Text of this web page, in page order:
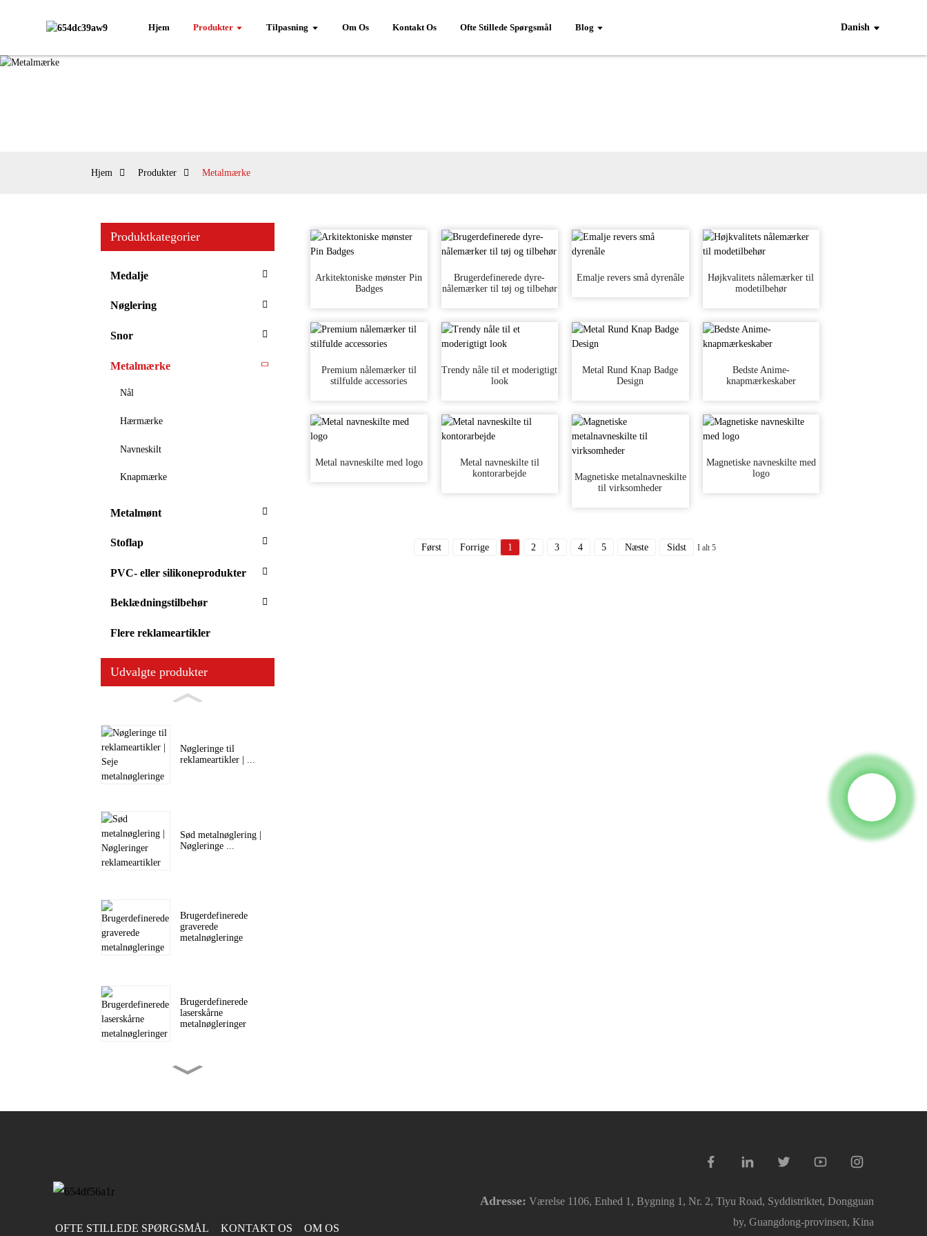
Hjem Produkter Tilpasning Om Os Kontakt Os Ofte Stillede Spørgsmål Blog Danish
Hjem Produkter Metalmærke
Produktkategorier
Medalje
Nøglering
Snor
Metalmærke
Nål
Hærmærke
Navneskilt
Knapmærke
Metalmønt
Stoflap
PVC- eller silikoneprodukter
Beklædningstilbehør
Flere reklameartikler
Udvalgte produkter
Nøgleringe til
reklameartikler | ...
Sød metalnøglering |
Nøgleringe ...
Brugerdefinerede
graverede
metalnøgleringe
Brugerdefinerede
laserskårne
metalnøgleringer
Arkitektoniske mønster Pin
Badges
Brugerdefinerede dyre-
nålemærker til tøj og tilbehør
Emalje revers små dyrenåle
Højkvalitets nålemærker til
modetilbehør
Premium nålemærker til
stilfulde accessories
Trendy nåle til et moderigtigt
look
Metal Rund Knap Badge
Design
Bedste Anime-
knapmærkeskaber
Metal navneskilte med logo
Metal navneskilte til
kontorarbejde
Magnetiske metalnavneskilte
til virksomheder
Magnetiske navneskilte med
logo
Først Forrige 1 2 3 4 5 Næste Sidst I alt 5
OFTE STILLEDE SPØRGSMÅL KONTAKT OS OM OS
Adresse: Værelse 1106, Enhed 1, Bygning 1, Nr. 2, Tiyu Road, Syddistriktet, Dongguan
by, Guangdong-provinsen, Kina